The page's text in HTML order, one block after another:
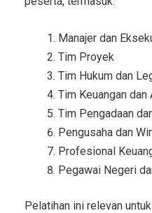
Manajer dan
Tim Proyek
Tim Hukum dan
Tim Keuangan dan
Tim Pengadaan
Pengusaha dan
Profesional
Pegawai Negeri
Pelatihan ini relevan